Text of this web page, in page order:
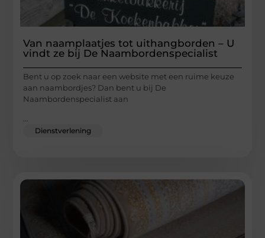
Van naamplaatjes tot uithangborden – U
vindt ze bij De Naambordenspecialist
Bent u op zoek naar een website met een ruime keuze
aan naambordjes? Dan bent u bij De
Naambordenspecialist aan
Dienstverlening